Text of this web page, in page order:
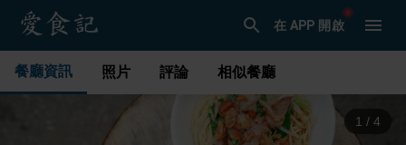
在 APP 開啟
餐廳資訊 照片 評論 相似餐廳
1 / 4